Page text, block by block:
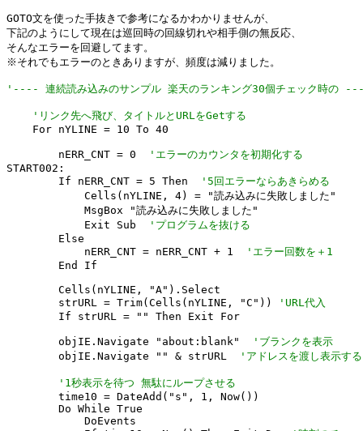
GOTO文を使った手抜きで参考になるかわかりませんが、
下記のようにして現在は巡回時の回線切れや相手側の無反応、
そんなエラーを回避してます。
※それでもエラーのときありますが、頻度は減りました。
'---- 連続読み込みのサンプル 楽天のランキング30個チェック時の
'リンク先へ飛び、タイトルとURLをGetする
    For nYLINE = 10 To 40
        nERR_CNT = 0
'エラーのカウンタを初期化する
START002:
        If nERR_CNT = 5 Then
'5回エラーならあきらめる
            Cells(nYLINE, 4) = "読み込みに失敗しました"
            MsgBox "読み込みに失敗しました"
            Exit Sub
'プログラムを抜ける
        Else
            nERR_CNT = nERR_CNT + 1
'エラー回数を＋1
        End If
        Cells(nYLINE, "A").Select
        strURL = Trim(Cells(nYLINE, "C"))
'URL代入
        If strURL = "" Then Exit For
        objIE.Navigate "about:blank"
'ブランクを表示
        objIE.Navigate "" & strURL
'アドレスを渡し表示する
'1秒表示を待つ 無駄にループさせる
        time10 = DateAdd("s", 1, Now())
        Do While True
            DoEvents